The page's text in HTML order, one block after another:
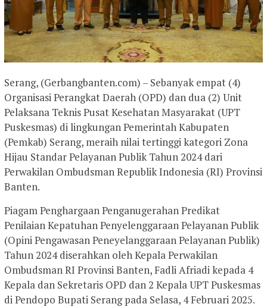
Serang, (Gerbangbanten.com) – Sebanyak empat (4)
Organisasi Perangkat Daerah (OPD) dan dua (2) Unit
Pelaksana Teknis Pusat Kesehatan Masyarakat (UPT
Puskesmas) di lingkungan Pemerintah Kabupaten
(Pemkab) Serang, meraih nilai tertinggi kategori Zona
Hijau Standar Pelayanan Publik Tahun 2024 dari
Perwakilan Ombudsman Republik Indonesia (RI) Provinsi
Banten.
Piagam Penghargaan Penganugerahan Predikat
Penilaian Kepatuhan Penyelenggaraan Pelayanan Publik
(Opini Pengawasan Peneyelanggaraan Pelayanan Publik)
Tahun 2024 diserahkan oleh Kepala Perwakilan
Ombudsman RI Provinsi Banten, Fadli Afriadi kepada 4
Kepala dan Sekretaris OPD dan 2 Kepala UPT Puskesmas
di Pendopo Bupati Serang pada Selasa, 4 Februari 2025.